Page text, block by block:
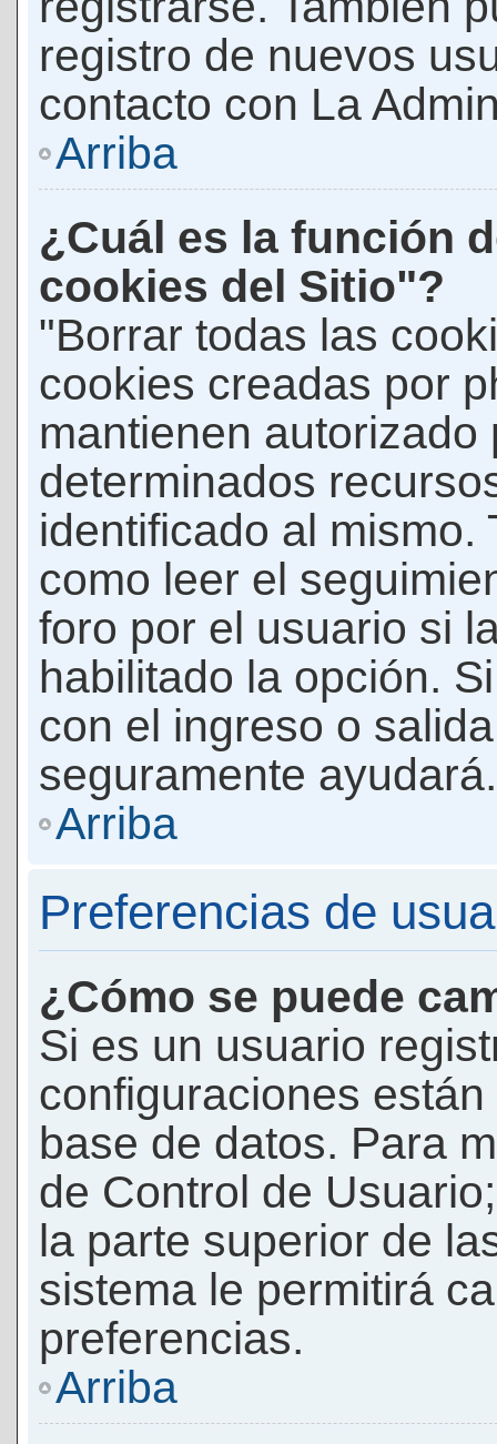
registro de nuevos
contacto con La
Arriba
¿Cuál es la función
cookies del Sitio"?
"Borrar todas las
cookies creadas por
mantienen autorizado
determinados
identificado al mismo.
como leer el
foro por el usuario si
habilitado la opción.
con el ingreso o
seguramente ayudará.
Arriba
Preferencias de
¿Cómo se puede
Si es un usuario
configuraciones
base de datos. Para
de Control de
la parte superior de
sistema le permitirá
preferencias.
Arriba